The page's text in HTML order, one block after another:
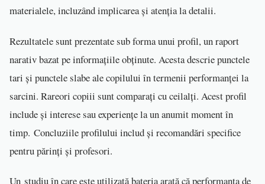
materialele, incluzând implicarea și atenția la detalii.
Rezultatele sunt prezentate sub forma unui profil, un raport
narativ bazat pe informațiile obținute. Acesta descrie punctele
tari și punctele slabe ale copilului în termenii performanței la
sarcini. Rareori copiii sunt comparați cu ceilalți. Acest profil
include și interese sau experiențe la un anumit moment în
timp. Concluziile profilului includ și recomandări specifice
pentru părinți și profesori.
Un studiu în care este utilizată bateria arată că performanța de